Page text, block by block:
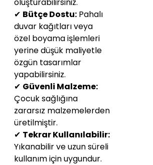
✔ Bütçe Dostu: Pahalı
duvar kağıtları veya
özel boyama işlemleri
yerine düşük maliyetle
özgün tasarımlar
yapabilirsiniz.
✔ Güvenli Malzeme:
Çocuk sağlığına
zararsız malzemelerden
üretilmiştir.
✔ Tekrar Kullanılabilir:
Yıkanabilir ve uzun süreli
kullanım için uygundur.